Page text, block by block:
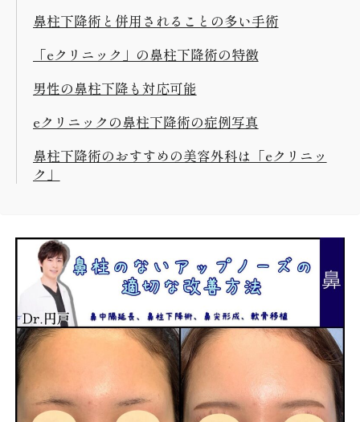
鼻柱下降術と併用されることの多い手術
「eクリニック」の鼻柱下降術の特徴
男性の鼻柱下降も対応可能
eクリニックの鼻柱下降術の症例写真
鼻柱下降術のおすすめの美容外科は「eクリニッ
ク」